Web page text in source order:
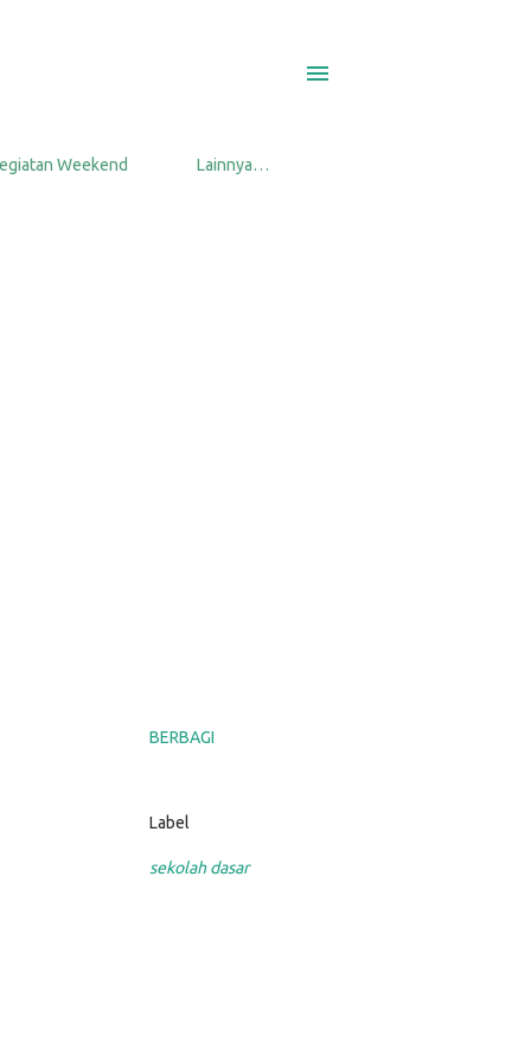
Weekend Lainnya…
BERBAGI
Label
sekolah dasar